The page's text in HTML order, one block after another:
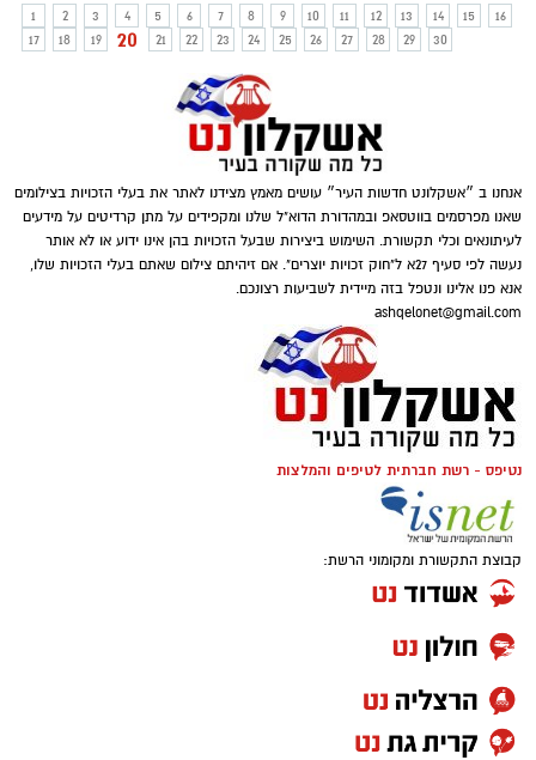
1
2 3 4 5 6 7 8 9 10 11 12 13 14 15
16
17
18 19 20 21 22 23 24 25 26 27 28 29 30
אנחנו ב ״אשקלונט חדשות העיר״ עושים מאמץ מצידנו לאתר את בעלי הזכויות בצילומים
שאנו מפרסמים בווטסאפ ובמהדורת הדוא"ל שלנו ומקפידים על מתן קרדיטים על מידעים
לעיתונאים וכלי תקשורת. השימוש ביצירות שבעל הזכויות בהן אינו ידוע או לא אותר
נעשה לפי סעיף 27א ל"חוק זכויות יוצרים". אם זיהיתם צילום שאתם בעלי הזכויות שלו,
אנא פנו אלינו ונטפל בזה מיידית לשביעות רצונכם.
ashqelonet@gmail.com
נטיפס - רשת חברתית לטיפים והמלצות
קבוצת התקשורת ומקומוני הרשת: